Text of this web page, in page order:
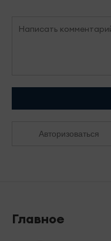
Авторизоваться
Главное